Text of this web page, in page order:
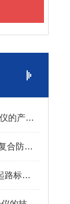
混凝土膨胀剂B法测量仪的产品简介及产品参数
GTS-2023高分子增强复合防水片材不透水仪
LHTQ-201A型液晶突起路标逆反射测量仪的性能指标及注意事项